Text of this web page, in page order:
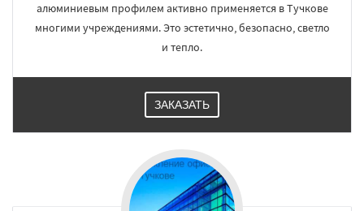
алюминиевым профилем активно применяется в Тучкове
многими учреждениями. Это эстетично, безопасно, светло
и тепло.
ЗАКАЗАТЬ